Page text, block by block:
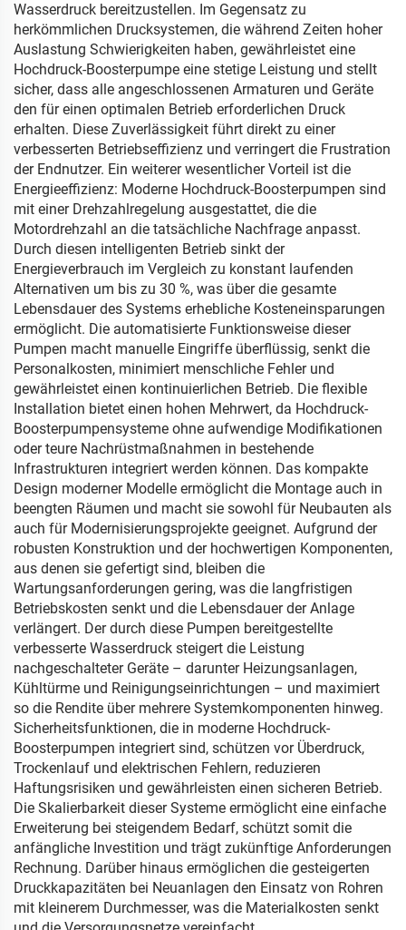
Wasserdruck bereitzustellen. Im Gegensatz zu
herkömmlichen Drucksystemen, die während Zeiten hoher
Auslastung Schwierigkeiten haben, gewährleistet eine
Hochdruck-Boosterpumpe eine stetige Leistung und stellt
sicher, dass alle angeschlossenen Armaturen und Geräte
den für einen optimalen Betrieb erforderlichen Druck
erhalten. Diese Zuverlässigkeit führt direkt zu einer
verbesserten Betriebseffizienz und verringert die Frustration
der Endnutzer. Ein weiterer wesentlicher Vorteil ist die
Energieeffizienz: Moderne Hochdruck-Boosterpumpen sind
mit einer Drehzahlregelung ausgestattet, die die
Motordrehzahl an die tatsächliche Nachfrage anpasst.
Durch diesen intelligenten Betrieb sinkt der
Energieverbrauch im Vergleich zu konstant laufenden
Alternativen um bis zu 30 %, was über die gesamte
Lebensdauer des Systems erhebliche Kosteneinsparungen
ermöglicht. Die automatisierte Funktionsweise dieser
Pumpen macht manuelle Eingriffe überflüssig, senkt die
Personalkosten, minimiert menschliche Fehler und
gewährleistet einen kontinuierlichen Betrieb. Die flexible
Installation bietet einen hohen Mehrwert, da Hochdruck-
Boosterpumpensysteme ohne aufwendige Modifikationen
oder teure Nachrüstmaßnahmen in bestehende
Infrastrukturen integriert werden können. Das kompakte
Design moderner Modelle ermöglicht die Montage auch in
beengten Räumen und macht sie sowohl für Neubauten als
auch für Modernisierungsprojekte geeignet. Aufgrund der
robusten Konstruktion und der hochwertigen Komponenten,
aus denen sie gefertigt sind, bleiben die
Wartungsanforderungen gering, was die langfristigen
Betriebskosten senkt und die Lebensdauer der Anlage
verlängert. Der durch diese Pumpen bereitgestellte
verbesserte Wasserdruck steigert die Leistung
nachgeschalteter Geräte – darunter Heizungsanlagen,
Kühltürme und Reinigungseinrichtungen – und maximiert
so die Rendite über mehrere Systemkomponenten hinweg.
Sicherheitsfunktionen, die in moderne Hochdruck-
Boosterpumpen integriert sind, schützen vor Überdruck,
Trockenlauf und elektrischen Fehlern, reduzieren
Haftungsrisiken und gewährleisten einen sicheren Betrieb.
Die Skalierbarkeit dieser Systeme ermöglicht eine einfache
Erweiterung bei steigendem Bedarf, schützt somit die
anfängliche Investition und trägt zukünftige Anforderungen
Rechnung. Darüber hinaus ermöglichen die gesteigerten
Druckkapazitäten bei Neuanlagen den Einsatz von Rohren
mit kleinerem Durchmesser, was die Materialkosten senkt